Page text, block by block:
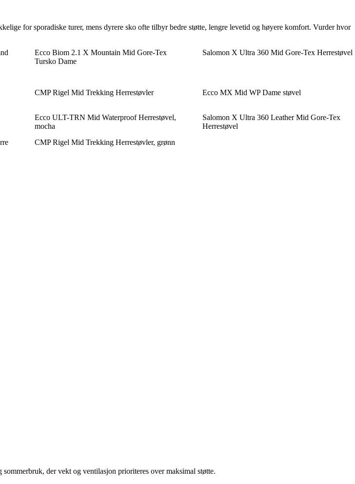
for sporadiske turer, mens dyrere sko ofte tilbyr bedre støtte, lengre levetid og høyere komfort. Vurder hvor
Ecco Biom 2.1 X Mountain Mid Gore-Tex
Tursko Dame
Salomon X Ultra 360 Mid Gore-Tex Herrestøvel
CMP Rigel Mid Trekking Herrestøvler Ecco MX Mid WP Dame støvel
Ecco ULT-TRN Mid Waterproof Herrestøvel,
mocha
Salomon X Ultra 360 Leather Mid Gore-Tex
Herrestøvel
CMP Rigel Mid Trekking Herrestøvler, grønn
der vekt og ventilasjon prioriteres over maksimal støtte.